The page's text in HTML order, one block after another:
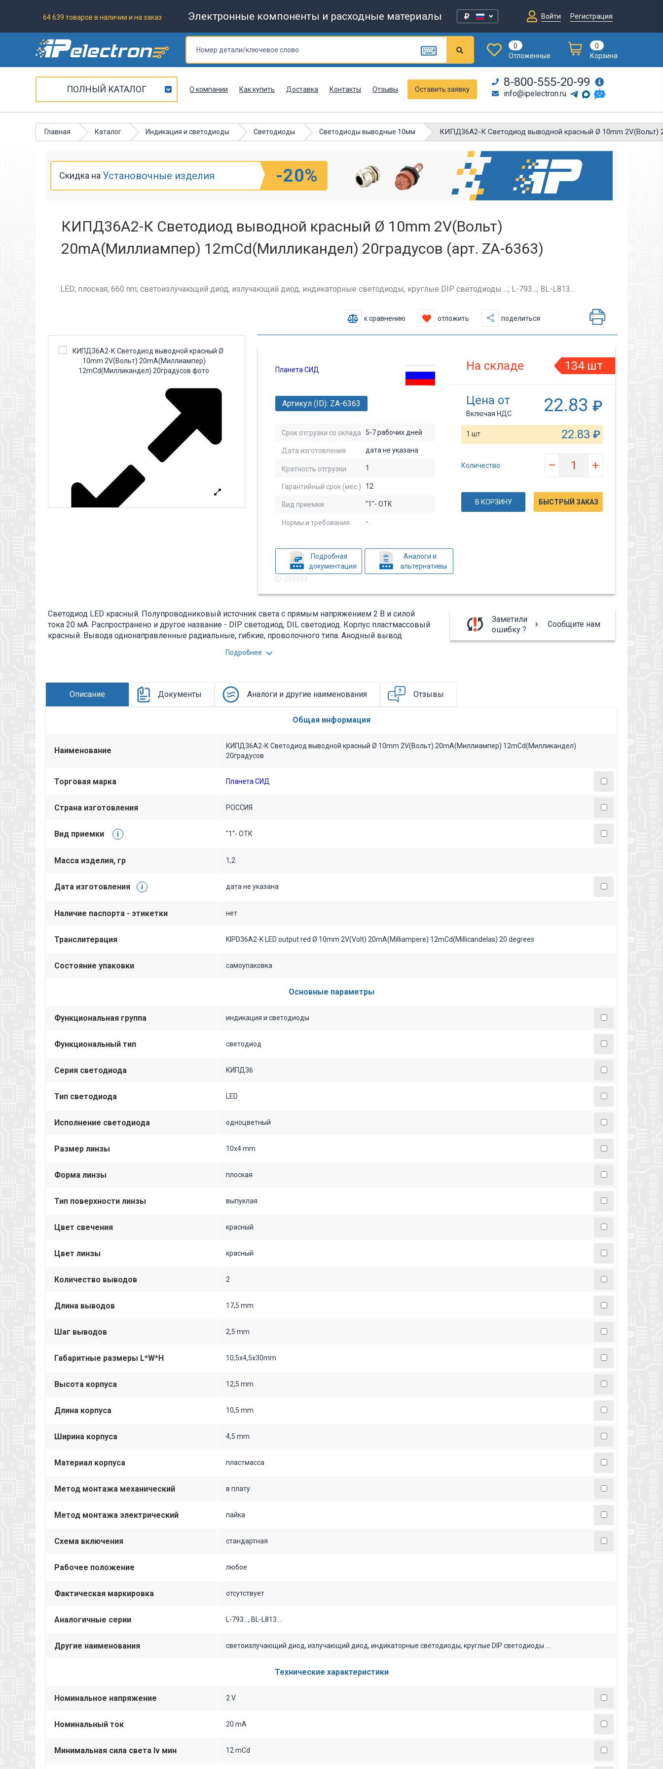
64 639 товаров в наличии и на заказ Электронные компоненты и расходные материалы Войти Регистрация
0
Отложенные
0
Корзина
ПОЛНЫЙ КАТАЛОГ О компании Как купить Доставка Контакты Отзывы Оставить заявку
8-800-555-20-99
info@ipelectron.ru
Главная Каталог Индикация и светодиоды Светодиоды Светодиоды выводные 10мм КИПД36А2-К Светодиод выводной красный Ø 10mm 2V(Вольт)
Скидка на Установочные изделия -20%
КИПД36А2-К Светодиод выводной красный Ø 10mm 2V(Вольт)
20mA(Миллиампер) 12mCd(Милликандел) 20градусов (арт. ZA-6363)
LED; плоская; 660 nm; светоизлучающий диод, излучающий диод, индикаторные светодиоды, круглые DIP светодиоды ...; L-793..., BL-L813...
к сравнению отложить поделиться
Планета СИД
Артикул (ID): ZA-6363
Срок отгрузки со склада 5-7 рабочих дней
Дата изготовления дата не указана
Кратность отгрузки 1
Гарантийный срок (мес.) 12
Вид приемки "1"- ОТК
Нормы и требования -
Подробная
документация
Аналоги и
альтернативы
ID: 259544
На складе 134 шт
Цена от
Включая НДС 22.83 ₽
1 шт 22.83 ₽
Количество – +
В КОРЗИНУ БЫСТРЫЙ ЗАКАЗ
Светодиод LED красный. Полупроводниковый источник света с прямым напряжением 2 В и силой
тока 20 мА. Распространено и другое название - DIP светодиод, DIL светодиод. Корпус пластмассовый
красный. Вывода однонаправленные радиальные, гибкие, проволочного типа. Анодный вывод
дополнительная информация находится во вложении на товар, см. pdf - файл.
Подробнее
Заметили
ошибку ?
Сообщите нам
Описание Документы Аналоги и другие наименования Отзывы
Общая информация
Наименование
КИПД36А2-К Светодиод выводной красный Ø 10mm 2V(Вольт) 20mA(Миллиампер) 12mCd(Милликандел)
20градусов
Торговая марка Планета СИД
Страна изготовления РОССИЯ
Вид приемки i "1"- ОТК
Масса изделия, гр 1,2
Дата изготовления i дата не указана
Наличие паспорта - этикетки нет
Транслитерация KIPD36A2-K LED output red Ø 10mm 2V(Volt) 20mA(Milliampere) 12mCd(Millicandelas) 20 degrees
Состояние упаковки самоупаковка
Основные параметры
Функциональная группа индикация и светодиоды
Функциональный тип светодиод
Серия светодиода КИПД36
Тип светодиода LED
Исполнение светодиода одноцветный
Размер линзы 10х4 mm
Форма линзы плоская
Тип поверхности линзы выпуклая
Цвет свечения красный
Цвет линзы красный
Количество выводов 2
Длина выводов 17,5 mm
Шаг выводов 2,5 mm
Габаритные размеры L*W*H 10,5х4,5х30mm
Высота корпуса 12,5 mm
Длина корпуса 10,5 mm
Ширина корпуса 4,5 mm
Материал корпуса пластмасса
Метод монтажа механический в плату
Метод монтажа электрический пайка
Схема включения стандартная
Рабочее положение любое
Фактическая маркировка отсутствует
Аналогичные серии L-793..., BL-L813...
Другие наименования светоизлучающий диод, излучающий диод, индикаторные светодиоды, круглые DIP светодиоды ...
Технические характеристики
Номинальное напряжение 2 V
Номинальный ток 20 mA
Минимальная сила света Iv мин 12 mCd